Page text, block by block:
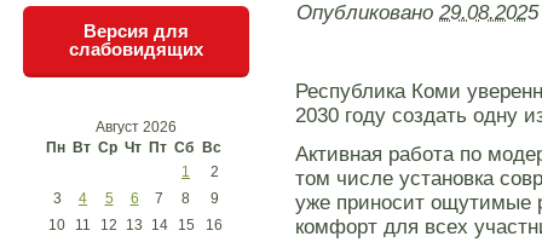
Версия для
слабовидящих
Август 2026
Пн Вт Ср Чт Пт Сб Вс
1
2
3
4 5 6 7 8
9
10
11 12 13 14 15
16
Опубликовано 29.08.2025
Республика Коми
2030 году создать одну
Активная работа по
том числе установка
уже приносит ощутимые
комфорт для всех